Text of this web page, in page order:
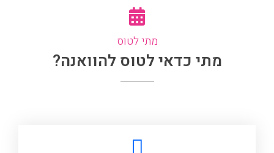
מתי לטוס
מתי כדאי לטוס להוואנה?